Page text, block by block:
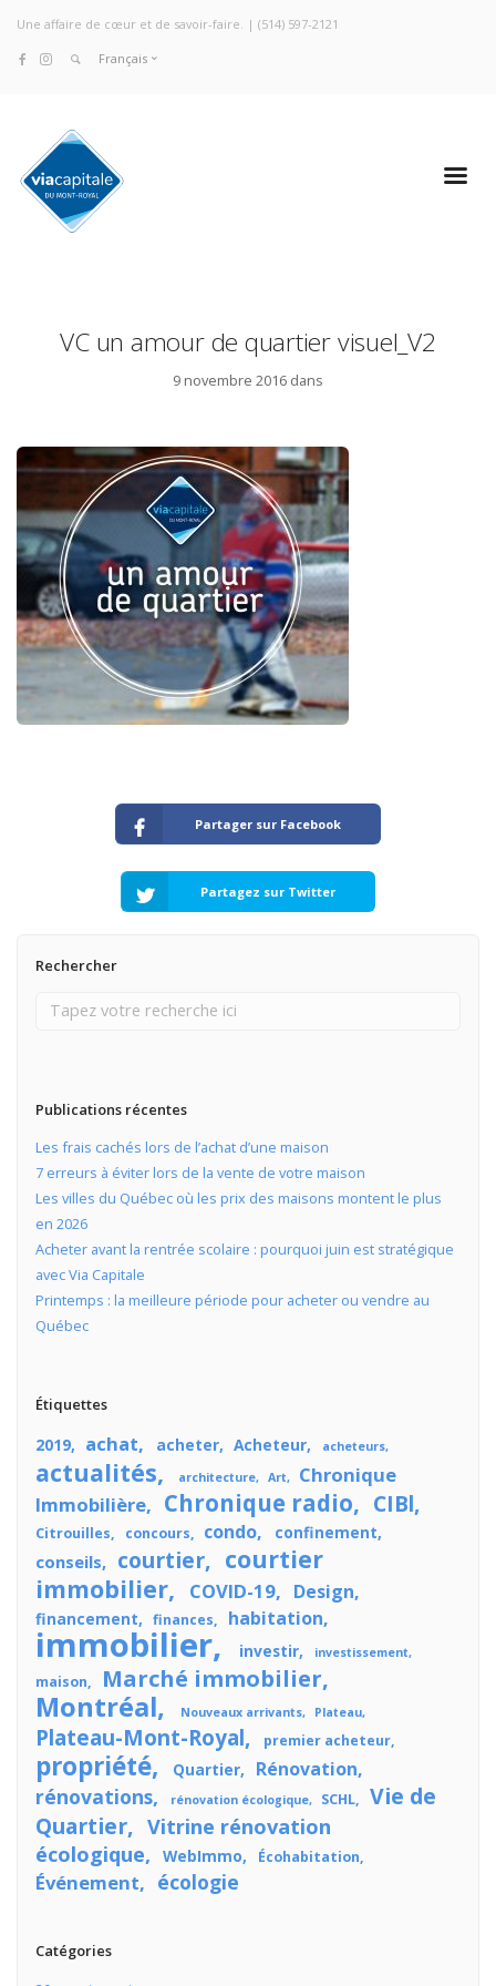
Une affaire de cœur et de savoir-faire. | (514) 597-2121
Français
VC un amour de quartier visuel_V2
9 novembre 2016 dans
Partager sur Facebook
Partagez sur Twitter
Rechercher
Publications récentes
Les frais cachés lors de l’achat d’une maison
7 erreurs à éviter lors de la vente de votre maison
Les villes du Québec où les prix des maisons montent le plus
en 2026
Acheter avant la rentrée scolaire : pourquoi juin est stratégique
avec Via Capitale
Printemps : la meilleure période pour acheter ou vendre au
Québec
Étiquettes
2019 achat acheter Acheteur acheteurs
actualités architecture Art
Chronique
Immobilière
Chronique radio CIBl
Citrouilles concours condo confinement
conseils courtier
courtier
immobilier
COVID-19 Design
financement finances habitation
immobilier investir investissement
maison Marché immobilier
Montréal Nouveaux arrivants Plateau
Plateau-Mont-Royal premier acheteur
propriété Quartier Rénovation
rénovations rénovation écologique SCHL
Vie de
Quartier
Vitrine rénovation
écologique
WebImmo Écohabitation
Événement écologie
Catégories